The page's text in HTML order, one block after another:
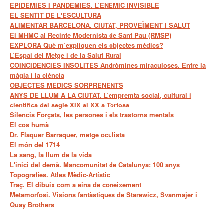
EPIDÈMIES I PANDÈMIES. L’ENEMIC INVISIBLE
EL SENTIT DE L'ESCULTURA
ALIMENTAR BARCELONA. CIUTAT, PROVEÏMENT I SALUT
El MHMC al Recinte Modernista de Sant Pau (RMSP)
EXPLORA Què m’expliquen els objectes mèdics?
L’Espai del Metge i de la Salut Rural
COINCIDÈNCIES INSÒLITES Andròmines miraculoses. Entre la
màgia i la ciència
OBJECTES MÈDICS SORPRENENTS
ANYS DE LLUM A LA CIUTAT. L’empremta social, cultural i
científica del segle XIX al XX a Tortosa
Silencis Forçats, les persones i els trastorns mentals
El cos humà
Dr. Flaquer Barraquer, metge oculista
El món del 1714
La sang, la llum de la vida
L'inici del demà. Mancomunitat de Catalunya: 100 anys
Topografies. Atles Mèdic-Artístic
Traç. El dibuix com a eina de coneixement
Metamorfosi. Visions fantàstiques de Starewicz, Svanmajer i
Quay Brothers